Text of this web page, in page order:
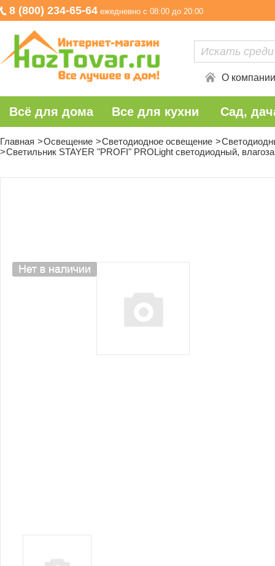
8 (800) 234-65-64 ежедневно с 08:00 до 20:00
О компании
Всё для дома Все для кухни Сад,
Главная Освещение Светодиодное освещение
Светильник STAYER "PROFI" PROLight светодиодный,